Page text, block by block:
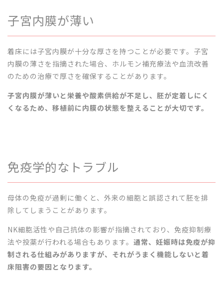
子宮内膜が薄い
着床には子宮内膜が十分な厚さを持つことが必要です。子宮
内膜の薄さを指摘された場合、ホルモン補充療法や血流改善
のための治療で厚さを確保することがあります。
子宮内膜が薄いと栄養や酸素供給が不足し、胚が定着しにく
くなるため、移植前に内膜の状態を整えることが大切です。
免疫学的なトラブル
母体の免疫が過剰に働くと、外来の細胞と誤認されて胚を排
除してしまうことがあります。
NK細胞活性や自己抗体の影響が指摘されており、免疫抑制療
法や投薬が行われる場合もあります。 通常、妊娠時は免疫が抑
制される仕組みがありますが、それがうまく機能しないと着
床阻害の要因となります。